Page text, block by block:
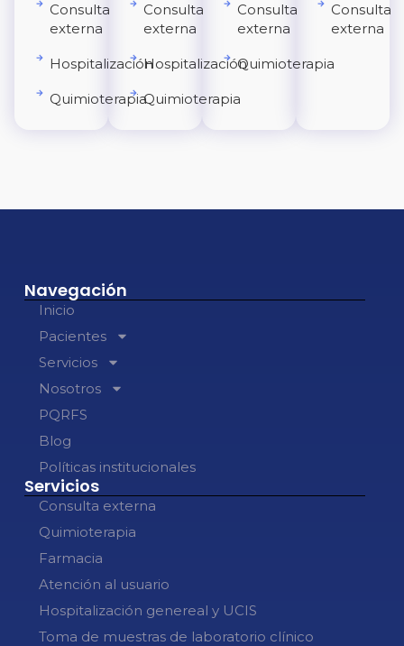
Consulta
externa
Hospitalización
Quimioterapia
Consulta
externa
Hospitalización
Quimioterapia
Consulta
externa
Quimioterapia
Consulta
externa
Navegación
Inicio
Pacientes
Servicios
Nosotros
PQRFS
Blog
Políticas institucionales
Servicios
Consulta externa
Quimioterapia
Farmacia
Atención al usuario
Hospitalización genereal y UCIS
Toma de muestras de laboratorio clínico